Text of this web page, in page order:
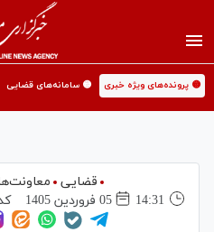
🟡 پرونده‌های ویژه خبری 🟡 سامانه‌های قضایی
قضایی
14:31
05 فروردين 1405